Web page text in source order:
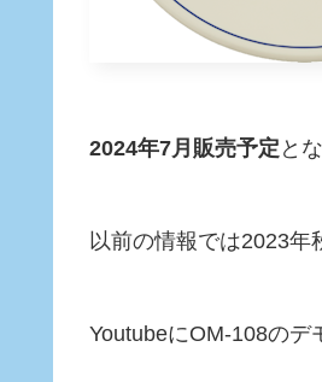
2024年7月販売予定 と
以前の情報では2023年
YoutubeにOM-108のデ